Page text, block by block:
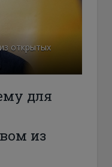
открытых
для
из